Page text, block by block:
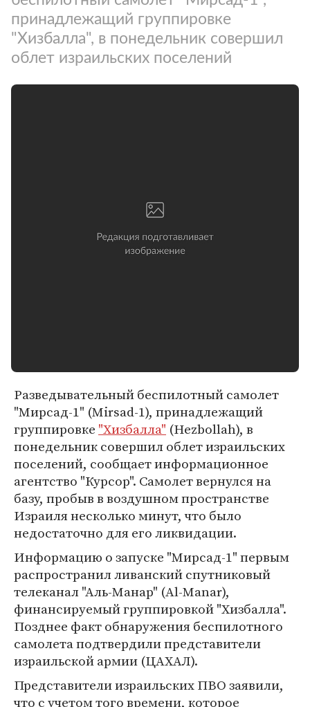
принадлежащий группировке
"Хизбалла", в понедельник совершил
облет израильских поселений
Разведывательный беспилотный самолет
"Мирсад-1" (Mirsad-1), принадлежащий
группировке "Хизбалла" (Hezbollah), в
понедельник совершил облет израильских
поселений, сообщает информационное
агентство "Курсор". Самолет вернулся на
базу, пробыв в воздушном пространстве
Израиля несколько минут, что было
недостаточно для его ликвидации.
Информацию о запуске "Мирсад-1" первым
распространил ливанский спутниковый
телеканал "Аль-Манар" (Al-Manar),
финансируемый группировкой "Хизбалла".
Позднее факт обнаружения беспилотного
самолета подтвердили представители
израильской армии (ЦАХАЛ).
Представители израильских ПВО заявили,
что с учетом того времени, которое